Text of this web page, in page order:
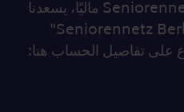
... إذا كنت ترغب في دعم Seniorennetz ماليًا، يسعدنا
تلقي أي تبرع. يرجى ذكر "Seniorennetz Berlin"
تفاصيل الحساب هنا: